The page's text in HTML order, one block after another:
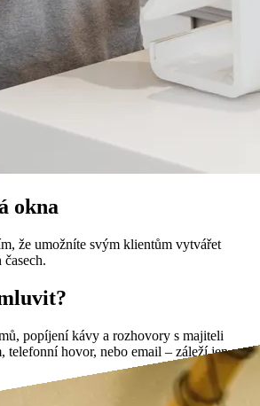
okna
že umožníte svým klientům vytvářet
popíjení kávy a rozhovory s majiteli
telefonní hovor, nebo email – záleží jen na